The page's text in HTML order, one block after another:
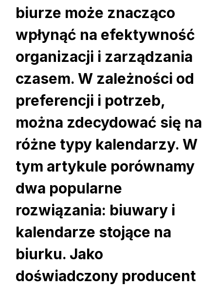
biurze może znacząco
wpłynąć na efektywność
organizacji i zarządzania
czasem. W zależności od
preferencji i potrzeb,
można zdecydować się na
różne typy kalendarzy. W
tym artykule porównamy
dwa popularne
rozwiązania: biuwary i
kalendarze stojące na
biurku. Jako
doświadczony producent